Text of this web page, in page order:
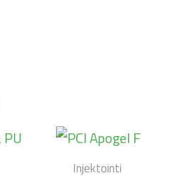
Injektointi